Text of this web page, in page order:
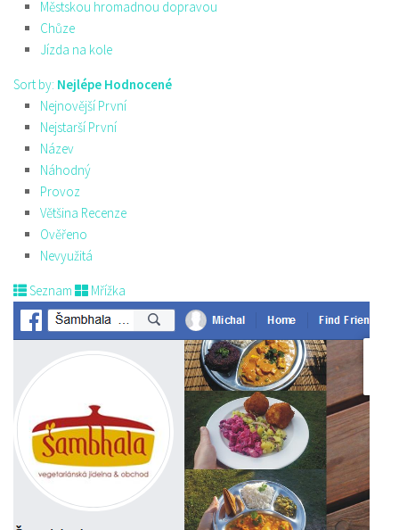
Městskou hromadnou dopravou
Chůze
Jízda na kole
Sort by: Nejlépe Hodnocené
Nejnovější První
Nejstarší První
Název
Náhodný
Provoz
Většina Recenze
Ověřeno
Nevyužitá
Seznam Mřížka